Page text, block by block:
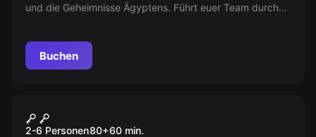
und die Geheimnisse Ägyptens. Führt euer Team durch
immer gefangen halten. Habt ihr den Mut, euch dem
Abenteuer zu stellen?
Buchen
Tuthanchamuns Grabkammer
2-6 Personen80+60 min.